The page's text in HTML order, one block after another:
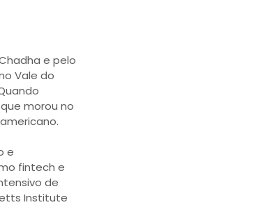
e pelo
Vale do
morou no
e
fintech e
de
Institute